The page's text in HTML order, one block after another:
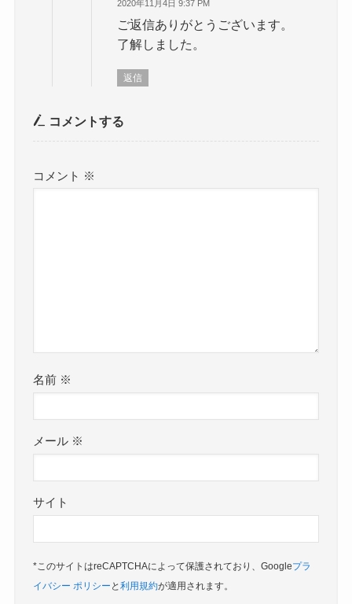
2020年11月4日 9:37 PM
ご返信ありがとうございます。
了解しました。
返信
コメントする
コメント ※
名前 ※
メール ※
サイト
*このサイトはreCAPTCHAによって保護されており、Googleプラ
イバシー ポリシー と利用規約が適用されます。